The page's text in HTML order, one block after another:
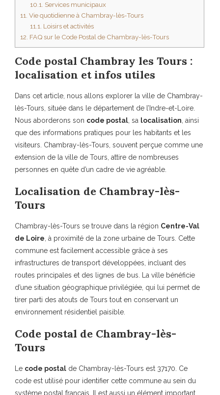
10.1. Services municipaux
11. Vie quotidienne à Chambray-lès-Tours
11.1. Loisirs et activités
12. FAQ sur le Code Postal de Chambray-lès-Tours
Code postal Chambray les Tours :
localisation et infos utiles
Dans cet article, nous allons explorer la ville de Chambray-
lès-Tours, située dans le département de l’Indre-et-Loire.
Nous aborderons son code postal , sa localisation , ainsi
que des informations pratiques pour les habitants et les
visiteurs. Chambray-lès-Tours, souvent perçue comme une
extension de la ville de Tours, attire de nombreuses
personnes en quête d’un cadre de vie agréable.
Localisation de Chambray-lès-
Tours
Chambray-lès-Tours se trouve dans la région Centre-Val
de Loire , à proximité de la zone urbaine de Tours. Cette
commune est facilement accessible grâce à ses
infrastructures de transport développées, incluant des
routes principales et des lignes de bus. La ville bénéficie
d’une situation géographique privilégiée, qui lui permet de
tirer parti des atouts de Tours tout en conservant un
environnement résidentiel paisible.
Code postal de Chambray-lès-
Tours
Le code postal de Chambray-lès-Tours est 37170. Ce
code est utilisé pour identifier cette commune au sein du
système postal français. Il est aussi un élément important